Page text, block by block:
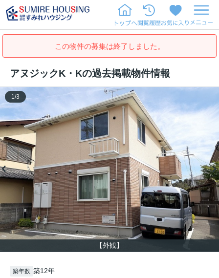
この物件の募集は終了しました。
アヌジックK・Kの過去掲載物件情報
【外観】
1 /3
築年数 築12年